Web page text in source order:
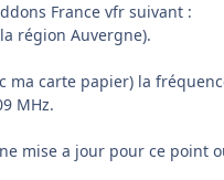
France vfr suivant :
région Auvergne).
ma carte papier) la
MHz.
mise a jour pour ce point